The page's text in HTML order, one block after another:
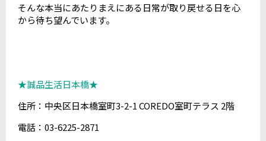
そんな本当にあたりまえにある日常が取り戻せる日を心
から待ち望んでいます。
★誠品生活日本橋★
住所：中央区日本橋室町3-2-1 COREDO室町テラス 2階
電話：03-6225-2871